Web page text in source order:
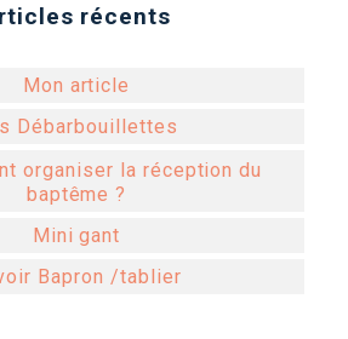
récents
Mon article
Débarbouillettes
organiser la réception du
baptême ?
Mini gant
Bapron /tablier